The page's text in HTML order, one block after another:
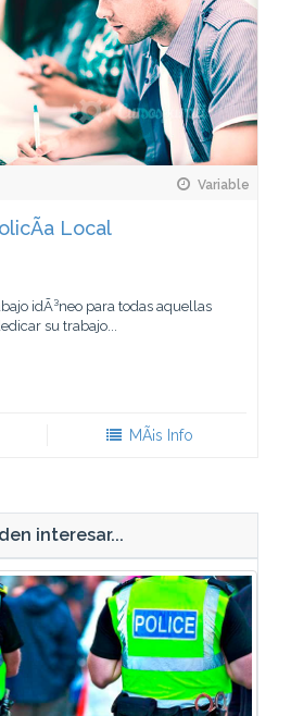
Variable
Local
idÃ³neo para todas aquellas
su trabajo...
MÃ¡s Info
interesar...